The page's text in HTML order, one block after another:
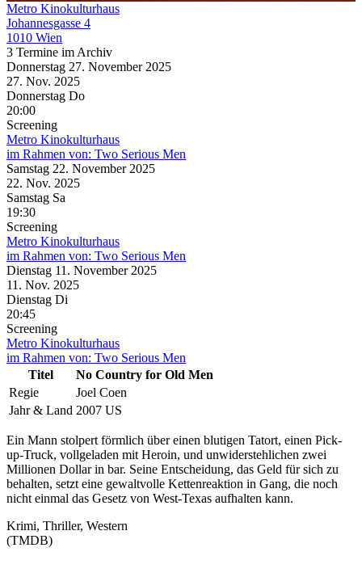
Metro Kinokulturhaus
Johannesgasse 4
1010 Wien
3 Termine im Archiv
Donnerstag 27. November 2025
27. Nov. 2025
Donnerstag Do
20:00
Screening
Metro Kinokulturhaus
im Rahmen von: Two Serious Men
Samstag 22. November 2025
22. Nov. 2025
Samstag Sa
19:30
Screening
Metro Kinokulturhaus
im Rahmen von: Two Serious Men
Dienstag 11. November 2025
11. Nov. 2025
Dienstag Di
20:45
Screening
Metro Kinokulturhaus
im Rahmen von: Two Serious Men
Titel
No Country for Old Men
Regie
Joel Coen
Jahr & Land 2007 US
Ein Mann stolpert förmlich über einen blutigen Tatort, einen Pick-
up-Truck, vollgeladen mit Heroin, und unwiderstehlichen zwei
Millionen Dollar in bar. Seine Entscheidung, das Geld für sich zu
behalten, setzt eine gewaltvolle Kettenreaktion in Gang, die noch
nicht einmal das Gesetz von West-Texas aufhalten kann.
Krimi, Thriller, Western
(TMDB)